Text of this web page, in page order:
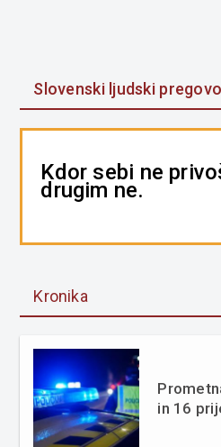
Slovenski ljudski
Kdor sebi ne
drugim ne.
Kronika
in 16